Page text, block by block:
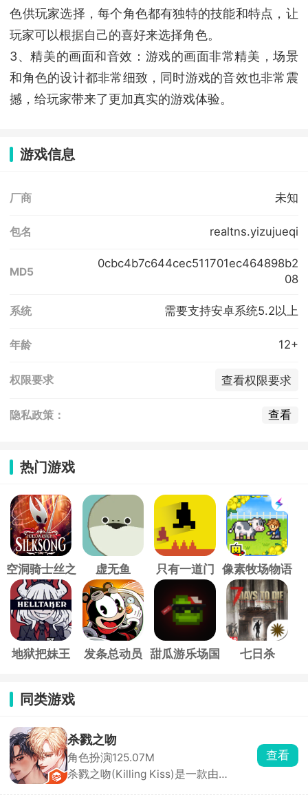
色供玩家选择，每个角色都有独特的技能和特点，让
玩家可以根据自己的喜好来选择角色。
3、精美的画面和音效：游戏的画面非常精美，场景
和角色的设计都非常细致，同时游戏的音效也非常震
撼，给玩家带来了更加真实的游戏体验。
游戏信息
厂商 未知
包名 realtns.yizujueqi
MD5
0cbc4b7c644cec511701ec464898b2
08
系统 需要支持安卓系统5.2以上
年龄 12+
权限要求 查看权限要求
隐私政策： 查看
热门游戏
空洞骑士丝之
歌
虚无鱼 只有一道门 像素牧场物语
地狱把妹王 发条总动员
甜瓜游乐场国
七日杀
同类游戏
杀戮之吻
角色扮演125.07M
杀戮之吻(Killing Kiss)是一款由
查看